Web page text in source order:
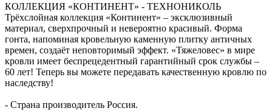
КОЛЛЕКЦИЯ «КОНТИНЕНТ» - ТЕХНОНИКОЛЬ
Трёхслойная коллекция «Континент» – эксклюзивный
материал, сверхпрочный и невероятно красивый. Форма
гонта, напоминая кровельную каменную плитку античных
времен, создаёт неповторимый эффект. «Тяжеловес» в мире
кровли имеет беспрецедентный гарантийный срок службы –
60 лет! Теперь вы можете передавать качественную кровлю по
наследству!
- Страна производитель Россия.